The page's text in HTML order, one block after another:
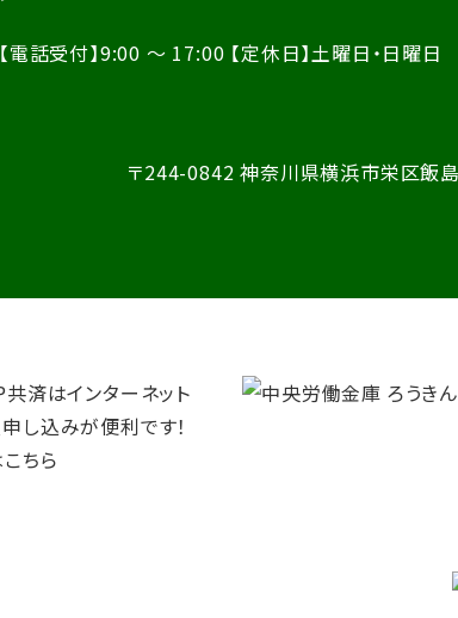
【電話受付】9:00 ～ 17:00 【定休日】土曜日・日曜日
〒244-0842 神奈川県横浜市栄区飯